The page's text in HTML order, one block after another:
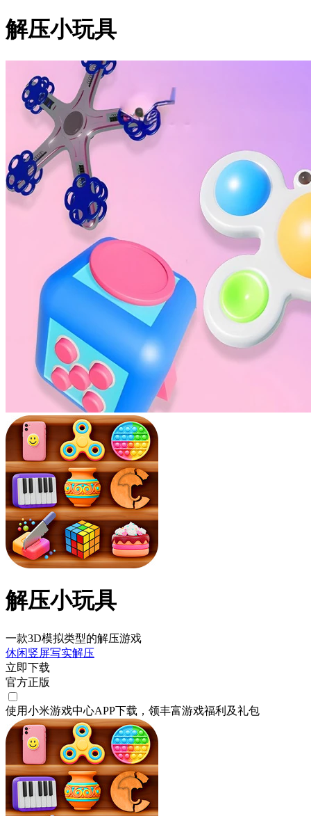
解压小玩具
解压小玩具
一款3D模拟类型的解压游戏
休闲竖屏写实解压
立即下载
官方正版
使用小米游戏中心APP下载 ，领丰富游戏福利 及礼包